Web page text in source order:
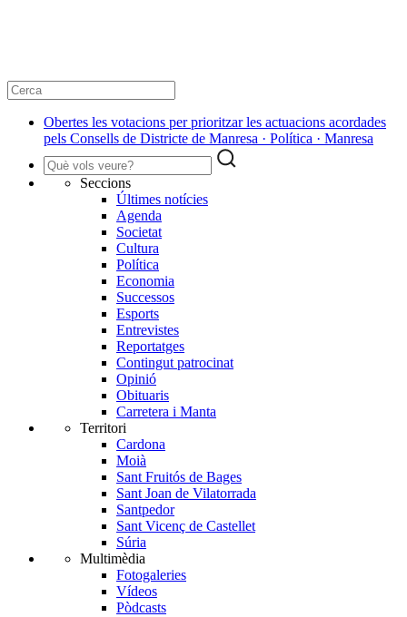
Obertes les votacions per prioritzar les actuacions acordades
pels Consells de Districte de Manresa · Política · Manresa
Seccions
Últimes notícies
Agenda
Societat
Cultura
Política
Economia
Successos
Esports
Entrevistes
Reportatges
Contingut patrocinat
Opinió
Obituaris
Carretera i Manta
Territori
Cardona
Moià
Sant Fruitós de Bages
Sant Joan de Vilatorrada
Santpedor
Sant Vicenç de Castellet
Súria
Multimèdia
Fotogaleries
Vídeos
Pòdcasts